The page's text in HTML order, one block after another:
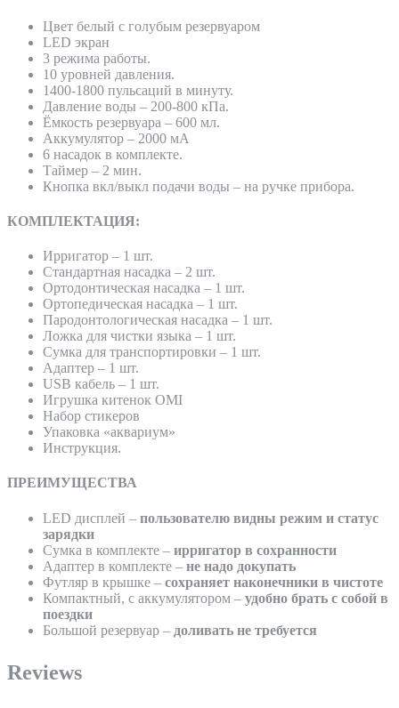
Цвет белый с голубым резервуаром
LED экран
3 режима работы.
10 уровней давления.
1400-1800 пульсаций в минуту.
Давление воды – 200-800 кПа.
Ёмкость резервуара – 600 мл.
Аккумулятор – 2000 мА
6 насадок в комплекте.
Таймер – 2 мин.
Кнопка вкл/выкл подачи воды – на ручке прибора.
КОМПЛЕКТАЦИЯ:
Ирригатор – 1 шт.
Стандартная насадка – 2 шт.
Ортодонтическая насадка – 1 шт.
Ортопедическая насадка – 1 шт.
Пародонтологическая насадка – 1 шт.
Ложка для чистки языка – 1 шт.
Сумка для транспортировки – 1 шт.
Адаптер – 1 шт.
USB кабель – 1 шт.
Игрушка китенок OMI
Набор стикеров
Упаковка «аквариум»
Инструкция.
ПРЕИМУЩЕСТВА
LED дисплей – пользователю видны режим и статус
зарядки
Сумка в комплекте – ирригатор в сохранности
Адаптер в комплекте – не надо докупать
Футляр в крышке – сохраняет наконечники в чистоте
Компактный, с аккумулятором – удобно брать с собой в
поездки
Большой резервуар – доливать не требуется
Reviews